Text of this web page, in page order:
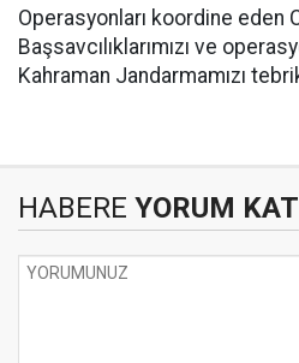
Operasyonları koordine eden
Başsavcılıklarımızı ve
Kahraman Jandarmamızı
HABERE YORUM KAT